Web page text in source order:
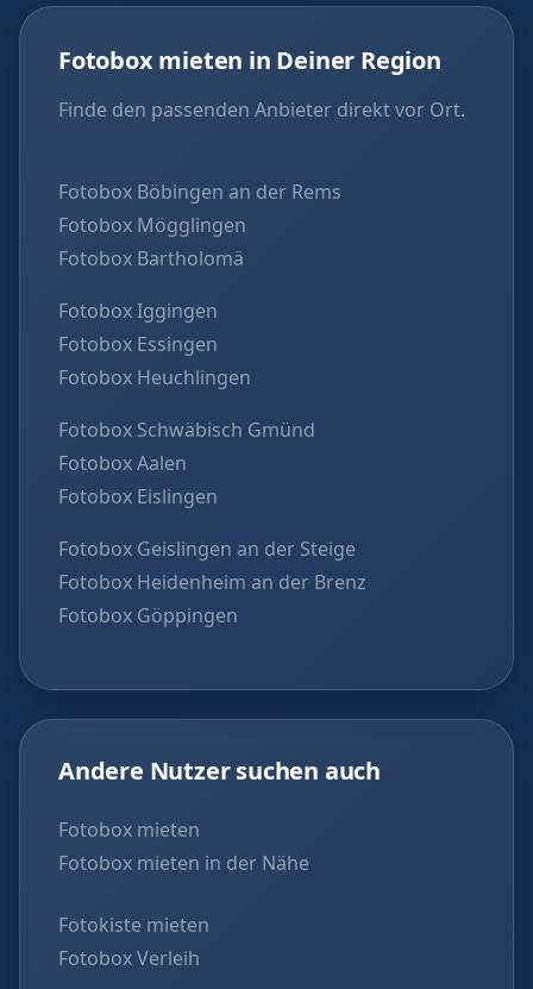
Fotobox mieten in Deiner Region
Finde den passenden Anbieter direkt vor Ort.
Fotobox Böbingen an der Rems
Fotobox Mögglingen
Fotobox Bartholomä
Fotobox Iggingen
Fotobox Essingen
Fotobox Heuchlingen
Fotobox Schwäbisch Gmünd
Fotobox Aalen
Fotobox Eislingen
Fotobox Geislingen an der Steige
Fotobox Heidenheim an der Brenz
Fotobox Göppingen
Andere Nutzer suchen auch
Fotobox mieten
Fotobox mieten in der Nähe
Fotokiste mieten
Fotobox Verleih